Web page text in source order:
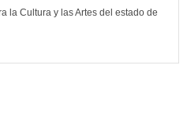
la Cultura y las Artes del estado de